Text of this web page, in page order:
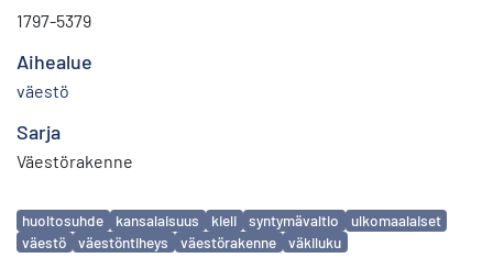
1797-5379
Aihealue
väestö
Sarja
Väestörakenne
Avainsanat
huoltosuhde kansalaisuus kieli syntymävaltio
ulkomaalaiset
väestö
väestöntiheys väestörakenne väkiluku